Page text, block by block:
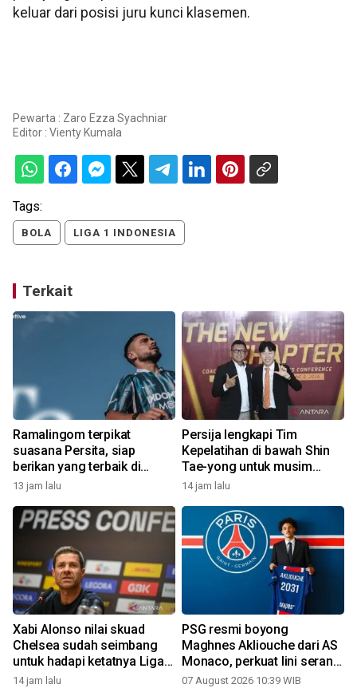
keluar dari posisi juru kunci klasemen.
Pewarta : Zaro Ezza Syachniar
Editor : Vienty Kumala
Tags:
BOLA LIGA 1 INDONESIA
Terkait
Ramalingom terpikat
suasana Persita, siap
berikan yang terbaik di
musim 2026/2027
13 jam lalu
Persija lengkapi Tim
Kepelatihan di bawah Shin
Tae-yong untuk musim
2026/2027
14 jam lalu
Xabi Alonso nilai skuad
Chelsea sudah seimbang
untuk hadapi ketatnya Liga
Inggris
14 jam lalu
PSG resmi boyong
Maghnes Akliouche dari AS
Monaco, perkuat lini serang
bertabur bintang
07 August 2026 10:39 WIB